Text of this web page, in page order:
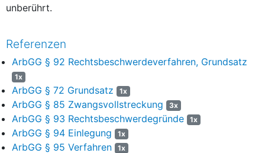
unberührt.
Referenzen
ArbGG § 92 Rechtsbeschwerdeverfahren, Grundsatz
1x
ArbGG § 72 Grundsatz 1x
ArbGG § 85 Zwangsvollstreckung 3x
ArbGG § 93 Rechtsbeschwerdegründe 1x
ArbGG § 94 Einlegung 1x
ArbGG § 95 Verfahren 1x